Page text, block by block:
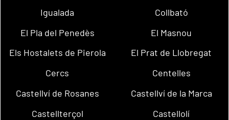
Igualada
Collbató
El Pla del Penedès
El Masnou
Els Hostalets de Pierola
El Prat de Llobregat
Cercs
Centelles
Castellví de Rosanes
Castellví de la Marca
Castellterçol
Castellolí